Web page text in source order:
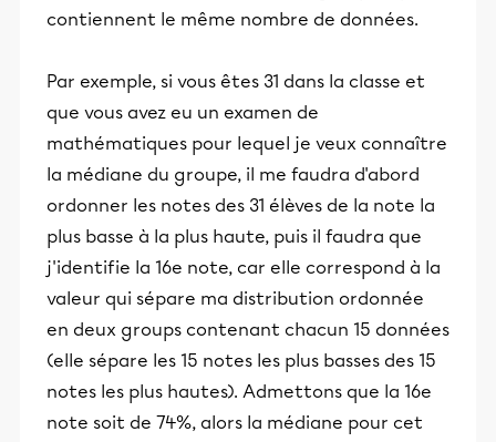
contiennent le même nombre de données.
Par exemple, si vous êtes 31 dans la classe et
que vous avez eu un examen de
mathématiques pour lequel je veux connaître
la médiane du groupe, il me faudra d'abord
ordonner les notes des 31 élèves de la note la
plus basse à la plus haute, puis il faudra que
j'identifie la 16e note, car elle correspond à la
valeur qui sépare ma distribution ordonnée
en deux groups contenant chacun 15 données
(elle sépare les 15 notes les plus basses des 15
notes les plus hautes). Admettons que la 16e
note soit de 74%, alors la médiane pour cet